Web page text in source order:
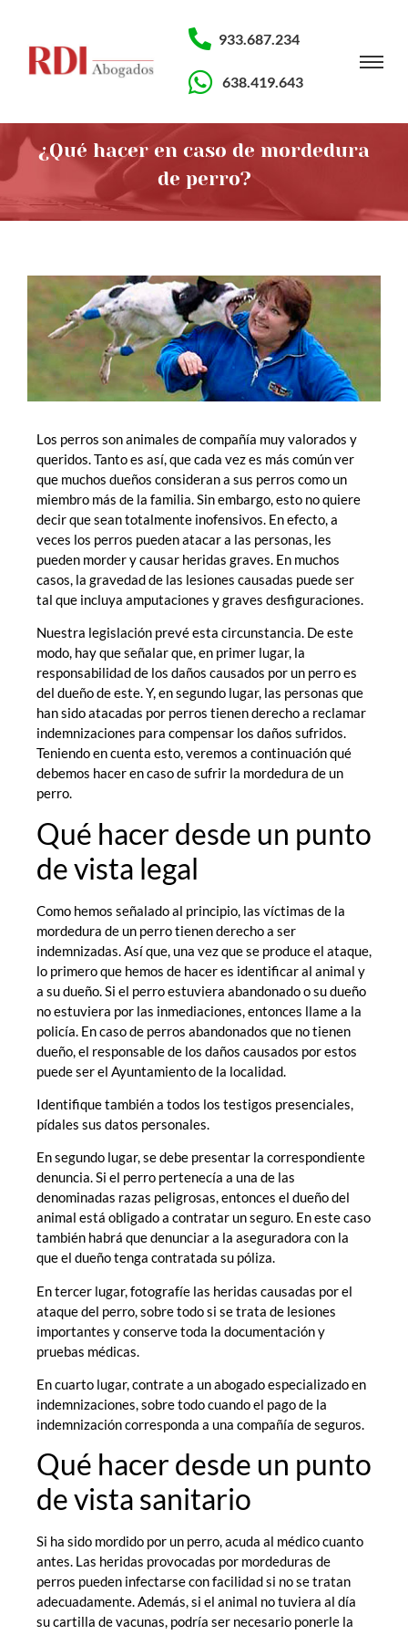
933.687.234
638.419.643
¿Qué hacer en caso de mordedura
de perro?
Los perros son animales de compañía muy valorados y
queridos. Tanto es así, que cada vez es más común ver
que muchos dueños consideran a sus perros como un
miembro más de la familia. Sin embargo, esto no quiere
decir que sean totalmente inofensivos. En efecto, a
veces los perros pueden atacar a las personas, les
pueden morder y causar heridas graves. En muchos
casos, la gravedad de las lesiones causadas puede ser
tal que incluya amputaciones y graves desfiguraciones.
Nuestra legislación prevé esta circunstancia. De este
modo, hay que señalar que, en primer lugar, la
responsabilidad de los daños causados por un perro es
del dueño de este. Y, en segundo lugar, las personas que
han sido atacadas por perros tienen derecho a reclamar
indemnizaciones para compensar los daños sufridos.
Teniendo en cuenta esto, veremos a continuación qué
debemos hacer en caso de sufrir la mordedura de un
perro.
Qué hacer desde un punto
de vista legal
Como hemos señalado al principio, las víctimas de la
mordedura de un perro tienen derecho a ser
indemnizadas. Así que, una vez que se produce el ataque,
lo primero que hemos de hacer es identificar al animal y
a su dueño. Si el perro estuviera abandonado o su dueño
no estuviera por las inmediaciones, entonces llame a la
policía. En caso de perros abandonados que no tienen
dueño, el responsable de los daños causados por estos
puede ser el Ayuntamiento de la localidad.
Identifique también a todos los testigos presenciales,
pídales sus datos personales.
En segundo lugar, se debe presentar la correspondiente
denuncia. Si el perro pertenecía a una de las
denominadas razas peligrosas, entonces el dueño del
animal está obligado a contratar un seguro. En este caso
también habrá que denunciar a la aseguradora con la
que el dueño tenga contratada su póliza.
En tercer lugar, fotografíe las heridas causadas por el
ataque del perro, sobre todo si se trata de lesiones
importantes y conserve toda la documentación y
pruebas médicas.
En cuarto lugar, contrate a un abogado especializado en
indemnizaciones, sobre todo cuando el pago de la
indemnización corresponda a una compañía de seguros.
Qué hacer desde un punto
de vista sanitario
Si ha sido mordido por un perro, acuda al médico cuanto
antes. Las heridas provocadas por mordeduras de
perros pueden infectarse con facilidad si no se tratan
adecuadamente. Además, si el animal no tuviera al día
su cartilla de vacunas, podría ser necesario ponerle la